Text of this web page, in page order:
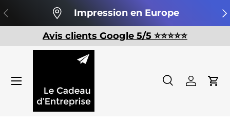
Aller au contenu
Précédent Impression en Europe
Avis clients Google 5/5 ⭐️⭐️⭐️⭐️⭐️
Recherche
Recherche
Se